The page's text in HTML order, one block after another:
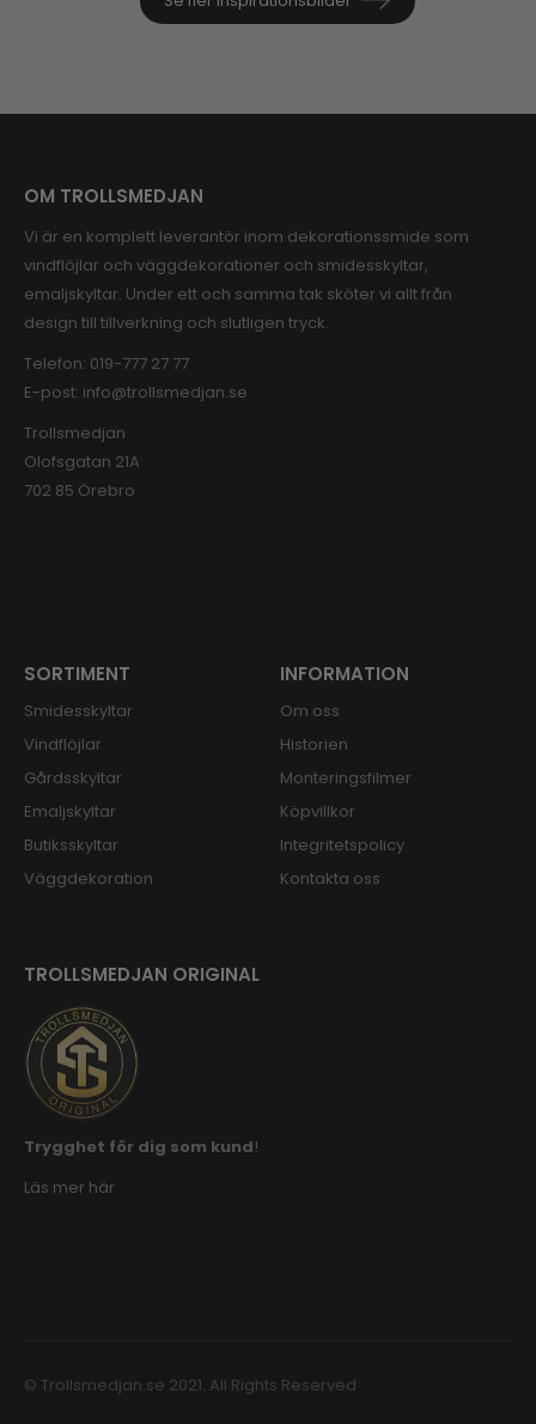
OM TROLLSMEDJAN
Vi är en komplett leverantör inom dekorationssmide som
vindflöjlar och väggdekorationer och smidesskyltar,
emaljskyltar. Under ett och samma tak sköter vi allt från
design till tillverkning och slutligen tryck.
Telefon: 019-777 27 77
E-post: info@trollsmedjan.se
Trollsmedjan
Olofsgatan 21A
702 85 Örebro
SORTIMENT
Smidesskyltar
Vindflöjlar
Gårdsskyltar
Emaljskyltar
Butiksskyltar
Väggdekoration
INFORMATION
Om oss
Historien
Monteringsfilmer
Köpvillkor
Integritetspolicy
Kontakta oss
TROLLSMEDJAN ORIGINAL
Trygghet för dig som kund!
Läs mer här
© Trollsmedjan.se 2021. All Rights Reserved